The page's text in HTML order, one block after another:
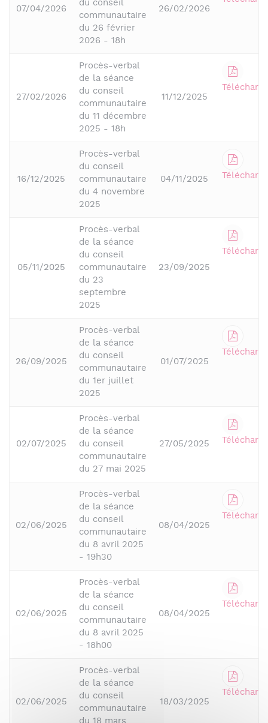
07/04/2026
du conseil
communautaire
du 26 février
2026 - 18h
26/02/2026
27/02/2026
Procès-verbal
de la séance
du conseil
communautaire
du 11 décembre
2025 - 18h
11/12/2025
16/12/2025
Procès-verbal
du conseil
communautaire
du 4 novembre
2025
04/11/2025
05/11/2025
Procès-verbal
de la séance
du conseil
communautaire
du 23
septembre
2025
23/09/2025
26/09/2025
Procès-verbal
de la séance
du conseil
communautaire
du 1er juillet
2025
01/07/2025
02/07/2025
Procès-verbal
de la séance
du conseil
communautaire
du 27 mai 2025
27/05/2025
02/06/2025
Procès-verbal
de la séance
du conseil
communautaire
du 8 avril 2025
- 19h30
08/04/2025
02/06/2025
Procès-verbal
de la séance
du conseil
communautaire
du 8 avril 2025
- 18h00
08/04/2025
02/06/2025
Procès-verbal
de la séance
du conseil
communautaire
du 18 mars
18/03/2025